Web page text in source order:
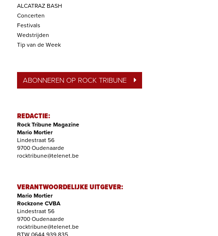
ALCATRAZ BASH
Concerten
Festivals
Wedstrijden
Tip van de Week
ABONNEREN OP ROCK TRIBUNE
REDACTIE:
Rock Tribune Magazine
Mario Mortier
Lindestraat 56
9700 Oudenaarde
rocktribune@telenet.be
VERANTWOORDELIJKE UITGEVER:
Mario Mortier
Rockzone CVBA
Lindestraat 56
9700 Oudenaarde
rocktribune@telenet.be
BTW 0644.939.835